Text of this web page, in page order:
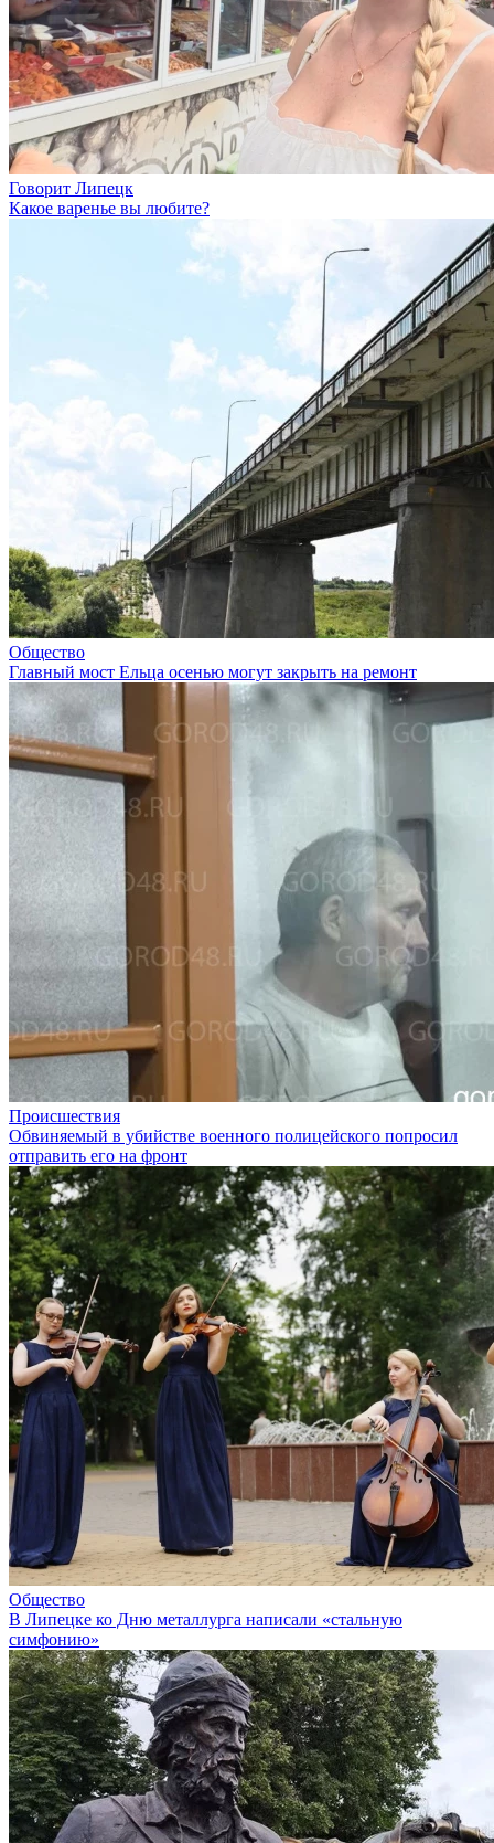
Говорит Липецк
Какое варенье вы любите?
Общество
Главный мост Ельца осенью могут закрыть на ремонт
Происшествия
Обвиняемый в убийстве военного полицейского попросил
отправить его на фронт
Общество
В Липецке ко Дню металлурга написали «стальную
симфонию»